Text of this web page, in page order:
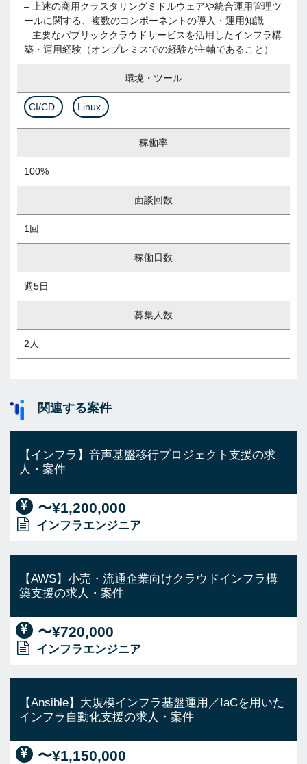
– 上述の商用クラスタリングミドルウェアや統合運用管理ツ
ールに関する、複数のコンポーネントの導入・運用知識
– 主要なパブリッククラウドサービスを活用したインフラ構
築・運用経験（オンプレミスでの経験が主軸であること）
環境・ツール
CI/CD Linux
稼働率
100%
面談回数
1回
稼働日数
週5日
募集人数
2人
関連する案件
【インフラ】音声基盤移行プロジェクト支援の求
人・案件
〜¥1,200,000
インフラエンジニア
【AWS】小売・流通企業向けクラウドインフラ構
築支援の求人・案件
〜¥720,000
インフラエンジニア
【Ansible】大規模インフラ基盤運用／IaCを用いた
インフラ自動化支援の求人・案件
〜¥1,150,000